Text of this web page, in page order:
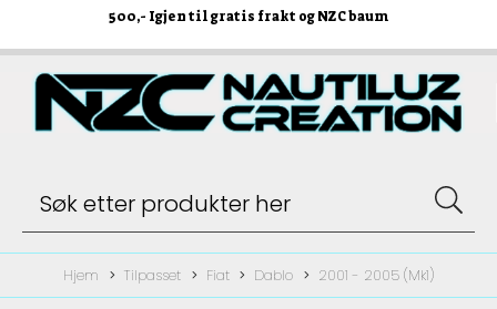
500,- Igjen til gratis frakt og NZC baum
Hjem Tilpasset Fiat Dablo 2001 - 2005 (Mk1)